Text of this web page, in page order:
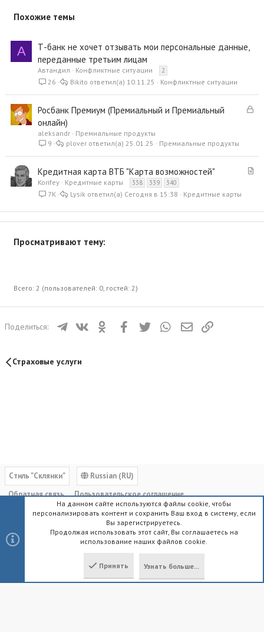
Похожие темы
А
Т-банк не хочет отзывать мои персональные данные,
переданные третьим лицам
Автандил Конфликтные ситуации 2
26 Конфликтные ситуации
10.11.25
Bikito
З
ы
а
Росбанк Премиум (Премиальный и Премиальный
онлайн)
aleksandr
Премиальные продукты
9
Премиальные продукты
25.01.25
plover
С
ь
Кредитная карта ВТБ "Карта возможностей"
Korifey Кредитные карты 338 339 340
7K Кредитные карты
Сегодня в 15:38
Lysik
Просматривают тему:
Всего: 2 (пользователей: 0, гостей: 2)
Поделиться: ТелеграмВКонтактеОдноклассники
FacebookTwitter WhatsAppЭлектронная почта
Страховые услуги
Cтиль "Склянки"
Russian (RU)
Обратная связь
Пользовательское соглашение
Политика конфиденциальности
Помощь Главная
R
S
Community platform by XenForo® © 2010-2023 XenForo Ltd.
XenForo.Info
На данном сайте используются файлы cookie, чтобы
персонализировать контент и сохранить Ваш вход в систему, если
Вы зарегистрируетесь.
Продолжая использовать этот сайт, Вы соглашаетесь на
использование наших файлов cookie.
Принять Узнать больше...